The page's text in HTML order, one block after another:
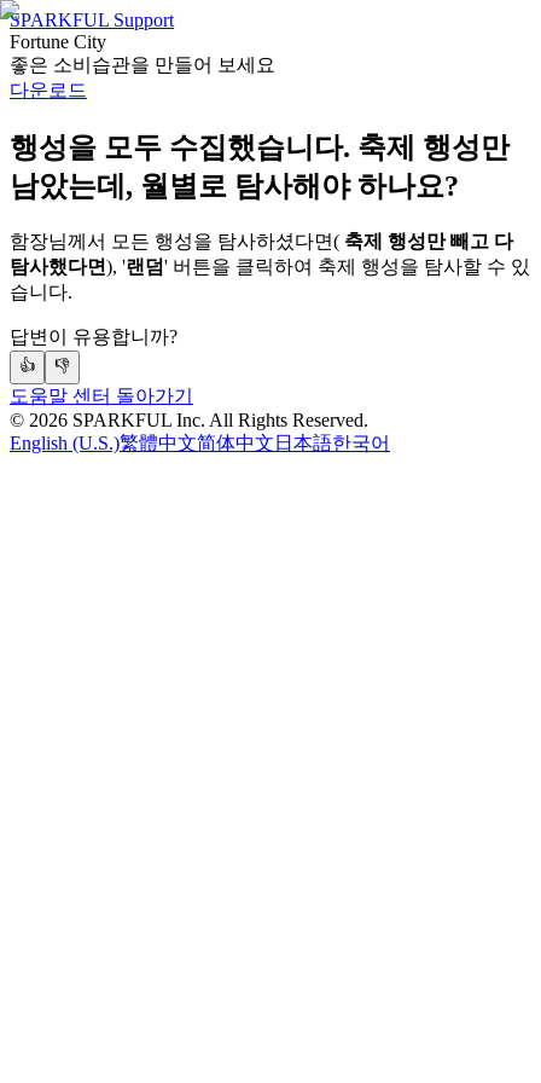
SPARKFUL Support
Fortune City
좋은 소비습관을 만들어 보세요
다운로드
행성을 모두 수집했습니다. 축제 행성만
남았는데, 월별로 탐사해야 하나요?
함장님께서 모든 행성을 탐사하셨다면( 축제 행성만 빼고 다
탐사했다면), '랜덤' 버튼을 클릭하여 축제 행성을 탐사할 수 있
습니다.
답변이 유용합니까?
👍 👎
도움말 센터 돌아가기
© 2026 SPARKFUL Inc. All Rights Reserved.
English (U.S.)繁體中文简体中文 日本語한국어